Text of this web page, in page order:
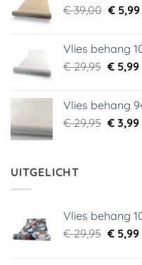
€ 18,99.
€39,00
€
€5,99
Vlies behang
€29,95
€
€5,99
Vlies behang
€29,95 €3,99
UITGELICHT
Vlies behang
€29,95 €5,99